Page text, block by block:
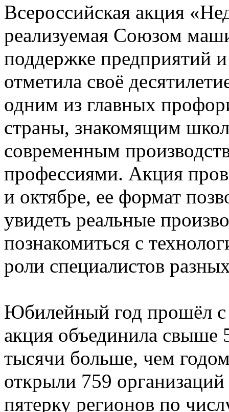
Всероссийская акция
реализуемая Союзом
поддержке предприятий
отметила своё
одним из главных
страны, знакомящим
современным
профессиями. Акция
и октябре, ее формат
увидеть реальные
познакомиться с
роли специалистов
Юбилейный год прошёл с
акция объединила свыше
тысячи больше, чем
открыли 759
пятерку регионов по